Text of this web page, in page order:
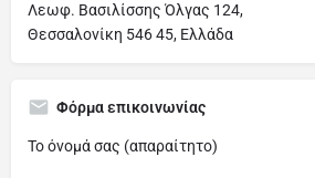
Λεωφ. Βασιλίσσης Όλγας 124,
Θεσσαλονίκη 546 45, Ελλάδα
Φόρμα επικοινωνίας
Το όνομά σας (απαραίτητο)